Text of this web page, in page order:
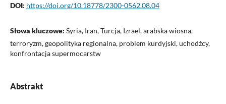
DOI: https://doi.org/10.18778/2300-0562.08.04
Słowa kluczowe: Syria, Iran, Turcja, Izrael, arabska wiosna,
terroryzm, geopolityka regionalna, problem kurdyjski, uchodźcy,
konfrontacja supermocarstw
Abstrakt